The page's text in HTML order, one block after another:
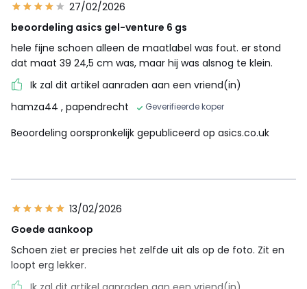
27/02/2026
beoordeling asics gel-venture 6 gs
hele fijne schoen alleen de maatlabel was fout. er stond
dat maat 39 24,5 cm was, maar hij was alsnog te klein.
Ik zal dit artikel aanraden aan een vriend(in)
hamza44 , papendrecht Geverifieerde koper
Beoordeling oorspronkelijk gepubliceerd op asics.co.uk
13/02/2026
Goede aankoop
Schoen ziet er precies het zelfde uit als op de foto. Zit en
loopt erg lekker.